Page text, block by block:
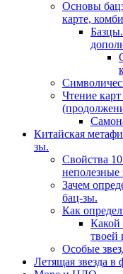
Основы
карте,
Чтение
Китайская
зы.
Свойства
неполезные
Зачем
бац-зы.
Как
Какой
твоей
Особые
Летящая звезда